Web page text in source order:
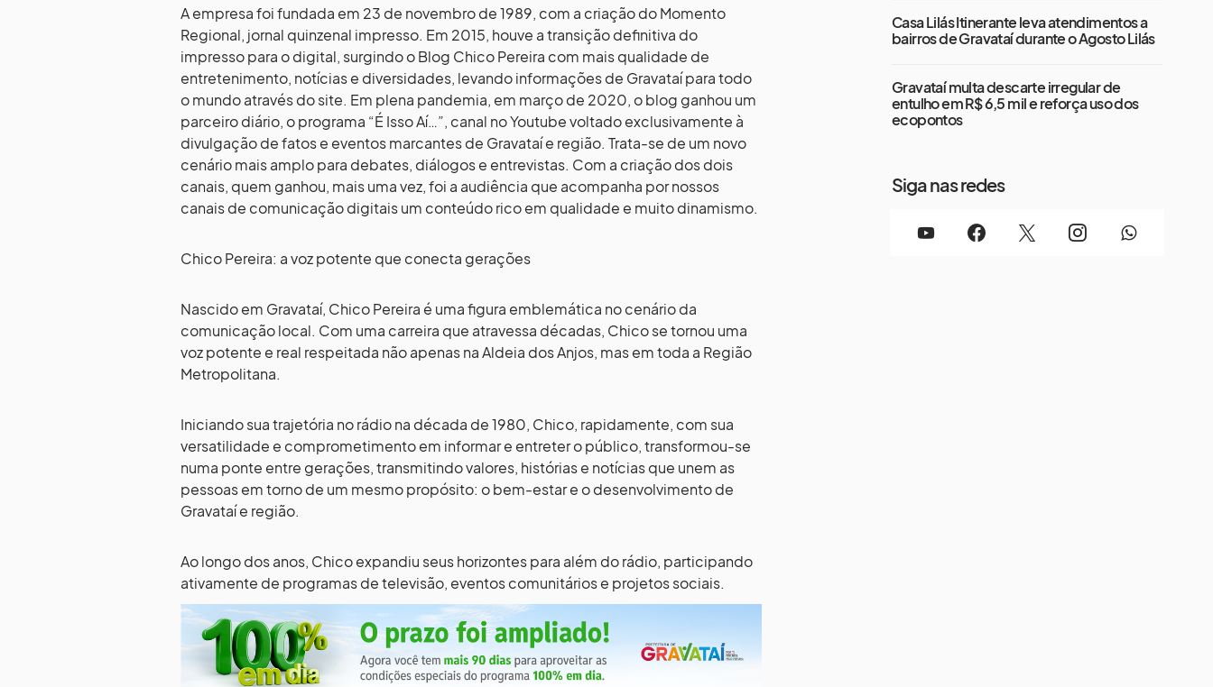
A empresa foi fundada em 23 de novembro de 1989, com a criação do Momento
Regional, jornal quinzenal impresso. Em 2015, houve a transição definitiva do
impresso para o digital, surgindo o Blog Chico Pereira com mais qualidade de
entretenimento, notícias e diversidades, levando informações de Gravataí para todo
o mundo através do site. Em plena pandemia, em março de 2020, o blog ganhou um
parceiro diário, o programa “É Isso Aí…”, canal no Youtube voltado exclusivamente à
divulgação de fatos e eventos marcantes de Gravataí e região. Trata-se de um novo
cenário mais amplo para debates, diálogos e entrevistas. Com a criação dos dois
canais, quem ganhou, mais uma vez, foi a audiência que acompanha por nossos
canais de comunicação digitais um conteúdo rico em qualidade e muito dinamismo.
Chico Pereira: a voz potente que conecta gerações
Nascido em Gravataí, Chico Pereira é uma figura emblemática no cenário da
comunicação local. Com uma carreira que atravessa décadas, Chico se tornou uma
voz potente e real respeitada não apenas na Aldeia dos Anjos, mas em toda a Região
Metropolitana.
Iniciando sua trajetória no rádio na década de 1980, Chico, rapidamente, com sua
versatilidade e comprometimento em informar e entreter o público, transformou-se
numa ponte entre gerações, transmitindo valores, histórias e notícias que unem as
pessoas em torno de um mesmo propósito: o bem-estar e o desenvolvimento de
Gravataí e região.
Ao longo dos anos, Chico expandiu seus horizontes para além do rádio, participando
ativamente de programas de televisão, eventos comunitários e projetos sociais.
Casa Lilás Itinerante leva atendimentos a
bairros de Gravataí durante o Agosto Lilás
Gravataí multa descarte irregular de
entulho em R$ 6,5 mil e reforça uso dos
ecopontos
Siga nas redes